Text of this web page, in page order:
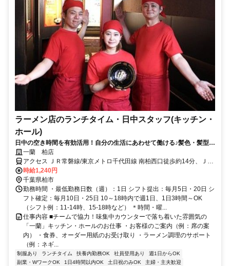
ラーメン店のランチタイム・日中スタッフ(キッチン・
ホール)
日中の空き時間を有効活用！自分の生活にあわせて働ける♪髪色・髪型自
由！履歴書不要＆オンライン面接可☆
一蘭 柏店
アクセス ＪＲ常磐線/東京メトロ千代田線 南柏西口徒歩約14分、ＪＲ
常磐線/東京メトロ千代田線 柏南口(西)徒歩約20分、東武野田線〔ア
ーバンパークライン〕 柏南口(西)徒歩約20分 国道6号線沿い イオンモ
ール柏向かい★自家用車での通勤も可能です（駐車場あり）
時給1,240円
千葉県柏市
勤務時間 ・最低勤務日数（週）：1日 シフト提出：毎月5日・20日 シ
フト確定：毎月10日・25日 10～18時内で週1日、1日3時間～OK
（シフト例：11-14時、15-18時など） ＊時間・曜...
仕事内容 ■チームで協力！味集中カウンターで落ち着いた雰囲気の
「一蘭」キッチン・ホールのお仕事 ・お客様のご案内（例：席の案
内） ・食券、オーダー用紙のお受け取り ・ラーメン調理のサポート
（例：ネギ...
制服あり ランチタイム 扶養内勤務OK 社員登用あり
週1日からOK
副業・WワークOK
1日4時間以内OK 土日祝のみOK
主婦・主夫歓迎